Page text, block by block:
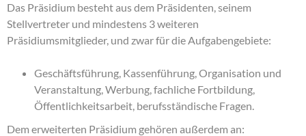
Das Präsidium besteht aus dem Präsidenten, seinem
Stellvertreter und mindestens 3 weiteren
Präsidiumsmitglieder, und zwar für die Aufgabengebiete:
Geschäftsführung, Kassenführung, Organisation und
Veranstaltung, Werbung, fachliche Fortbildung,
Öffentlichkeitsarbeit, berufsständische Fragen.
Dem erweiterten Präsidium gehören außerdem an: